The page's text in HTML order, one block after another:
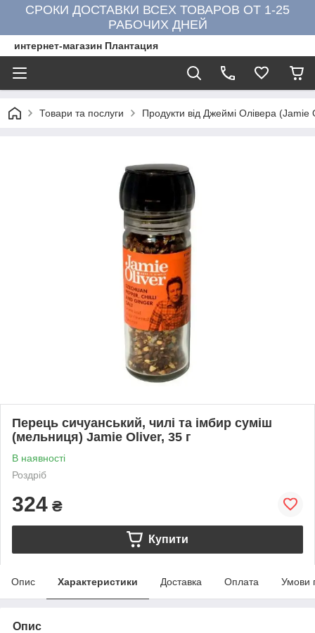
СРОКИ ДОСТАВКИ ВСЕХ ТОВАРОВ ОТ 1-25
РАБОЧИХ ДНЕЙ
интернет-магазин Плантация
Товари та послуги Продукти від Джеймі Олівера (Jamie
Перець сичуанський, чилі та імбир суміш
(мельниця) Jamie Oliver, 35 г
В наявності
Роздріб
324 ₴
Купити
Опис Характеристики Доставка Оплата Умови
Опис